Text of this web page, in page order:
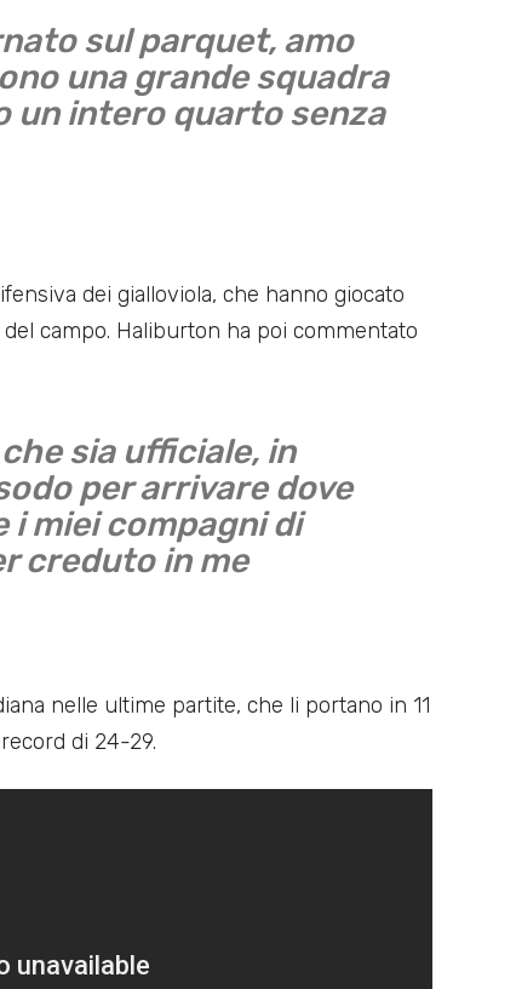
sul parquet, amo
una grande squadra
un intero quarto senza
dei gialloviola, che hanno giocato
campo. Haliburton ha poi commentato
sia ufficiale, in
per arrivare dove
i miei compagni di
creduto in me
nelle ultime partite, che li portano in 11
di 24-29.